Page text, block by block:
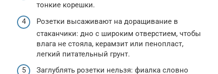
тонкие корешки.
Розетки высаживают на доращивание в
стаканчики: дно с широким отверстием, чтобы
влага не стояла, керамзит или пенопласт,
легкий питательный грунт.
Заглублять розетки нельзя: фиалка словно